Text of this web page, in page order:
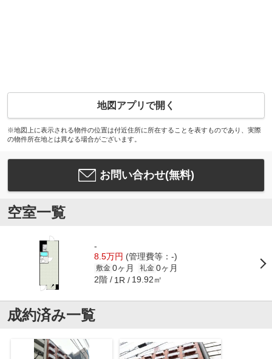
地図アプリで開く
※地図上に表示される物件の位置は付近住所に所在することを表すものであり、実際
の物件所在地とは異なる場合がございます。
お問い合わせ(無料)
空室一覧
-
8.5万円 (管理費等：-)
敷金 0ヶ月 礼金 0ヶ月
2階 1R 19.92㎡
成約済み一覧